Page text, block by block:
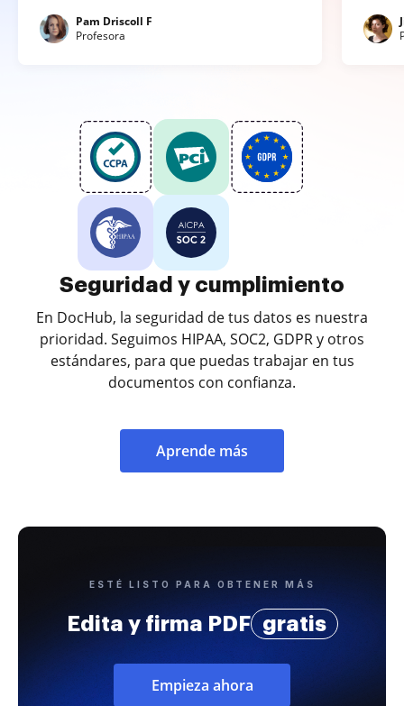
Pam Driscoll F
Profesora
Seguridad y cumplimiento
En DocHub, la seguridad de tus datos es nuestra
prioridad. Seguimos HIPAA, SOC2, GDPR y otros
estándares, para que puedas trabajar en tus
documentos con confianza.
Aprende más
ESTÉ LISTO PARA OBTENER MÁS
Edita y firma PDF gratis
Empieza ahora